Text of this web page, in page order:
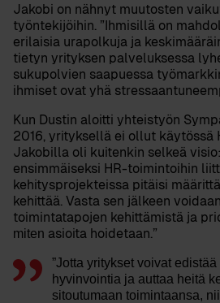
Jakobi on nähnyt muutosten
työntekijöihin. ”Ihmisillä on
erilaisia urapolkuja ja
tietyn yrityksen palveluksessa
sukupolvien saapuessa
ihmiset ovat yhä
Kun Dustin aloitti yhteistyön
2016, yrityksellä ei ollut käytössä
Jakobilla oli kuitenkin selkeä
ensimmäiseksi HR-toimintoihin
kehitysprojekteissa pitäisi
kehittää. Vasta sen jälkeen
toimintatapojen kehittämistä ja
miten asioita hoidetaan.”
”Jotta yritykset voivat
hyvinvointia ja auttaa heitä
sitoutumaan toimintaansa,